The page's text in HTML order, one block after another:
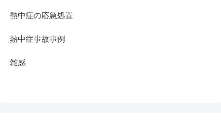
熱中症の応急処置
熱中症事故事例
雑感